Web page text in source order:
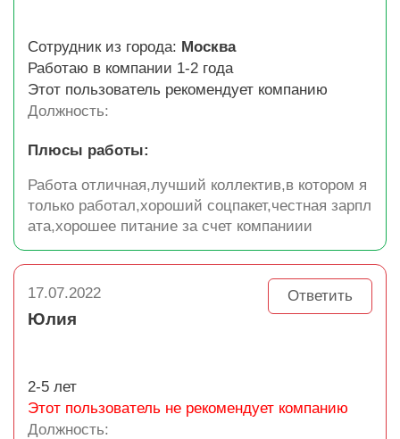
Сотрудник из города: Москва
Работаю в компании 1-2 года
Этот пользователь рекомендует компанию
Должность:
Плюсы работы:
Работа отличная,лучший коллектив,в котором я
только работал,хороший соцпакет,честная зарпл
ата,хорошее питание за счет компаниии
17.07.2022 Ответить
Юлия
2-5 лет
Этот пользователь не рекомендует компанию
Должность: